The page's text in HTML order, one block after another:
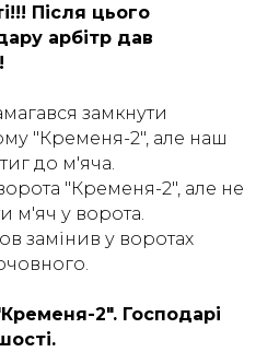
Після цього
арбітр дав
замкнути
"Кременя-2", але наш
до м'яча.
"Кременя-2", але не
м'яч у ворота.
замінив у воротах
2". Господарі